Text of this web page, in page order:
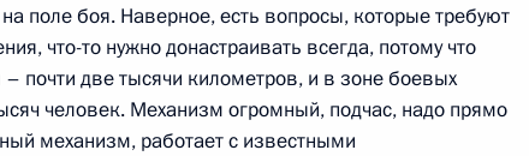
8
поле боя. Наверное, есть вопросы, которые требуют
что-то нужно донастраивать всегда, потому что
почти две тысячи километров, и в зоне боевых
человек. Механизм огромный, подчас, надо прямо
механизм, работает с известными